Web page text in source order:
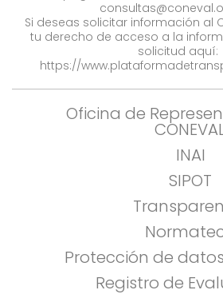
Si deseas solicitar información al
tu derecho de acceso a la
solicitud aquí:
https://
Oficina de
INAI
SIPOT
Protección de
Registro de